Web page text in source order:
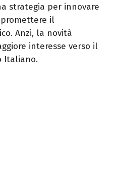
strategia per innovare
il
Anzi, la novità
interesse verso il
Italiano.